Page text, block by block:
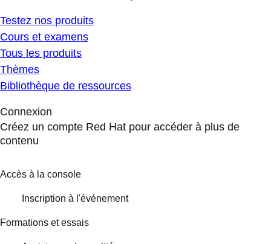
Testez nos produits
Cours et examens
Tous les produits
Thèmes
Bibliothèque de ressources
Connexion
Créez un compte Red Hat pour accéder à plus de
contenu
Accès à la console
Inscription à l'événement
Formations et essais